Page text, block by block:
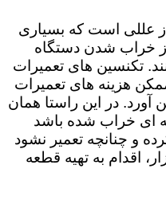
از عللی است که بسیاری
خراب شدن دستگاه
تکنسین های تعمیرات
هزینه های تعمیرات
آورد. در این راستا همان
ای خراب شده باشد
و چنانچه تعمیر نشود
اقدام به تهیه قطعه